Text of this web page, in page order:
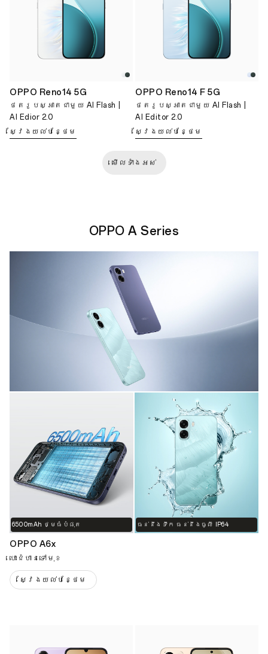
OPPO Reno14 5G
ថតរូបស្អាតជាមួយ AI Flash |
AI Edior 2.0
ស្វែងយល់បន្ថែម
OPPO Reno14 F 5G
ថតរូបស្អាតជាមួយ AI Flash |
AI Editor 2.0
ស្វែងយល់បន្ថែម
មើលទាំងអស់
OPPO A Series
6500mAh ថ្មធំបំផុត ធន់នឹងទឹក ធន់នឹងធូលី IP64
OPPO A6x
បោះជំហានទៅមុខ
ស្វែងយល់បន្ថែម